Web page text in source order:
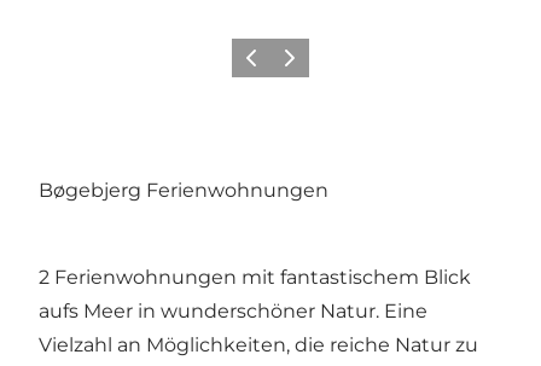
ZurückWeiter
Bøgebjerg Ferienwohnungen
2 Ferienwohnungen mit fantastischem Blick
aufs Meer in wunderschöner Natur. Eine
Vielzahl an Möglichkeiten, die reiche Natur zu